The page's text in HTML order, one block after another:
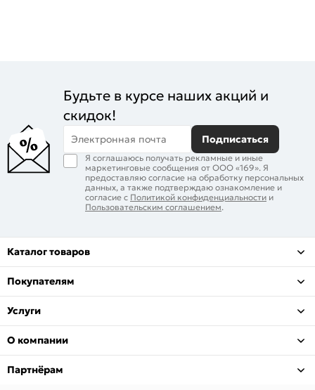
Будьте в курсе наших акций и
скидок!
Электронная почта Подписаться
Я соглашаюсь получать рекламные и иные
маркетинговые сообщения от ООО «169». Я
предоставляю согласие на обработку персональных
данных, а также подтверждаю ознакомление и
согласие с Политикой конфиденциальности и
Пользовательским соглашением.
Каталог товаров
Покупателям
Услуги
О компании
Партнёрам